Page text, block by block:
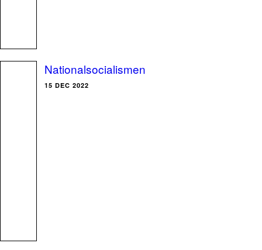
Nationalsocialismen
15 DEC 2022